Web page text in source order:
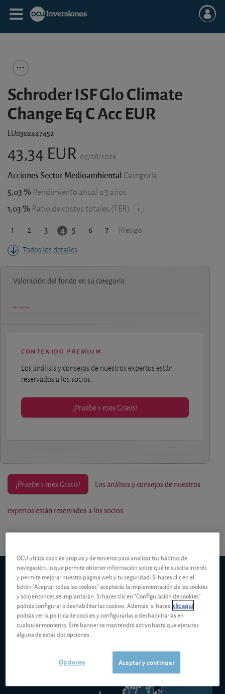
Schroder ISF Glo Climate
Change Eq C Acc EUR
LU0302447452
43,34 EUR 05/08/2026
Acciones Sector Medioambiental Categoría
5,03 % Rendimiento anual a 5 años
1,03 % Ratio de costes totales (TER)
1 2 3 4 5 6 7 Riesgo
Todos los detalles
Valoración del fondo en su categoría
contenido premium
Los análisis y consejos de nuestros expertos están
reservados a los socios.
¡Pruebe 1 mes Gratis!
¡Pruebe 1 mes Gratis! Los análisis y consejos de nuestros
expertos están reservados a los socios.
5d 1m 6m ytd 1y 5y 10y
Schroder ISF Glo Climate Change Eq C Acc EUR
45,00 EUR
OCU utiliza cookies propias y de terceros para analizar tus hábitos de
navegación, lo que permite obtener información sobre qué te suscita interés
y permite mejorar nuestra página web y tu seguridad. Si haces clic en el
botón "Aceptar todas las cookies" aceptarás la implementación de las cookies
y solo entonces se implantarán. Si haces clic en "Configuración de cookies"
podrás configurar o deshabilitar las cookies. Además, si haces clic aquí
podrás ver la política de cookies y configurarlas o deshabilitarlas en
cualquier momento. Este banner se mantendrá activo hasta que ejecutes
alguna de estas dos opciones.
Aceptar y continuar
Opciones